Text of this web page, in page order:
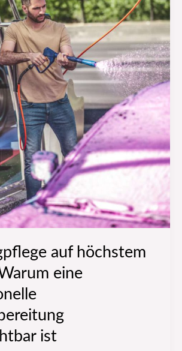
auf höchstem
eine
ist